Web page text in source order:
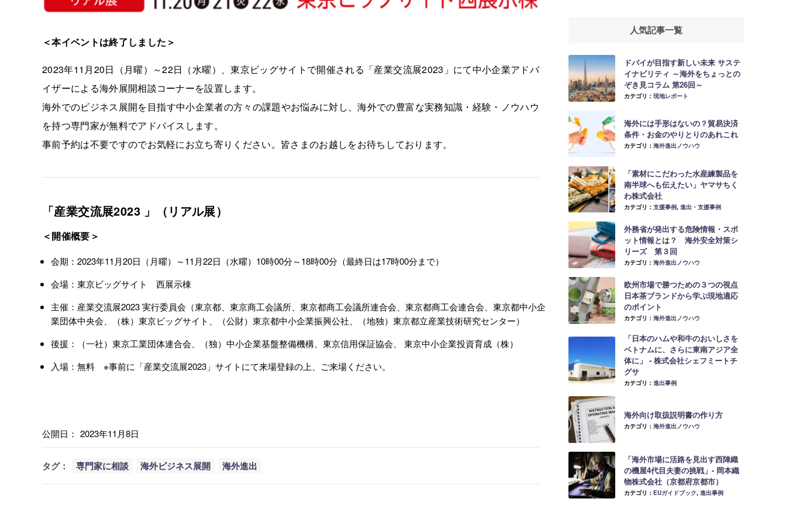
＜本イベントは終了しました＞
2023年11月20日（月曜）～22日（水曜）、東京ビッグサイトで開催される「産業交流展2023」にて中小企業アドバ
イザーによる海外展開相談コーナーを設置します。
海外でのビジネス展開を目指す中小企業者の方々の課題やお悩みに対し、海外での豊富な実務知識・経験・ノウハウ
を持つ専門家が無料でアドバイスします。
事前予約は不要ですのでお気軽にお立ち寄りください。皆さまのお越しをお待ちしております。
「産業交流展2023 」（リアル展）
＜開催概要＞
会期：2023年11月20日（月曜）～11月22日（水曜）10時00分～18時00分（最終日は17時00分まで）
会場：東京ビッグサイト 西展示棟
主催：産業交流展2023 実行委員会（東京都、東京商工会議所、東京都商工会議所連合会、東京都商工会連合会、東京都中小企
業団体中央会、（株）東京ビッグサイト、（公財）東京都中小企業振興公社、（地独）東京都立産業技術研究センター）
後援：（一社）東京工業団体連合会、（独）中小企業基盤整備機構、東京信用保証協会、 東京中小企業投資育成（株）
入場：無料 ※事前に「産業交流展2023」サイトにて来場登録の上、ご来場ください。
公開日： 2023年11月8日
タグ： 専門家に相談 海外ビジネス展開 海外進出
人気記事一覧
ドバイが目指す新しい未来 サステ
イナビリティ ～海外をちょっとの
ぞき見コラム 第26回～
カテゴリ： 現地レポート
海外には手形はないの？貿易決済
条件・お金のやりとりのあれこれ
カテゴリ： 海外進出ノウハウ
「素材にこだわった水産練製品を
南半球へも伝えたい」ヤマサちく
わ株式会社
カテゴリ： 支援事例, 進出・支援事例
外務省が発出する危険情報・スポ
ット情報とは？ 海外安全対策シ
リーズ 第３回
カテゴリ： 海外進出ノウハウ
欧州市場で勝つための３つの視点
日本茶ブランドから学ぶ現地適応
のポイント
カテゴリ： 海外進出ノウハウ
「日本のハムや和牛のおいしさを
ベトナムに、さらに東南アジア全
体に」 ‐ 株式会社シェフミートチ
グサ
カテゴリ： 進出事例
海外向け取扱説明書の作り方
カテゴリ： 海外進出ノウハウ
「海外市場に活路を見出す西陣織
の機屋4代目夫妻の挑戦」- 岡本織
物株式会社（京都府京都市）
カテゴリ： EUガイドブック, 進出事例